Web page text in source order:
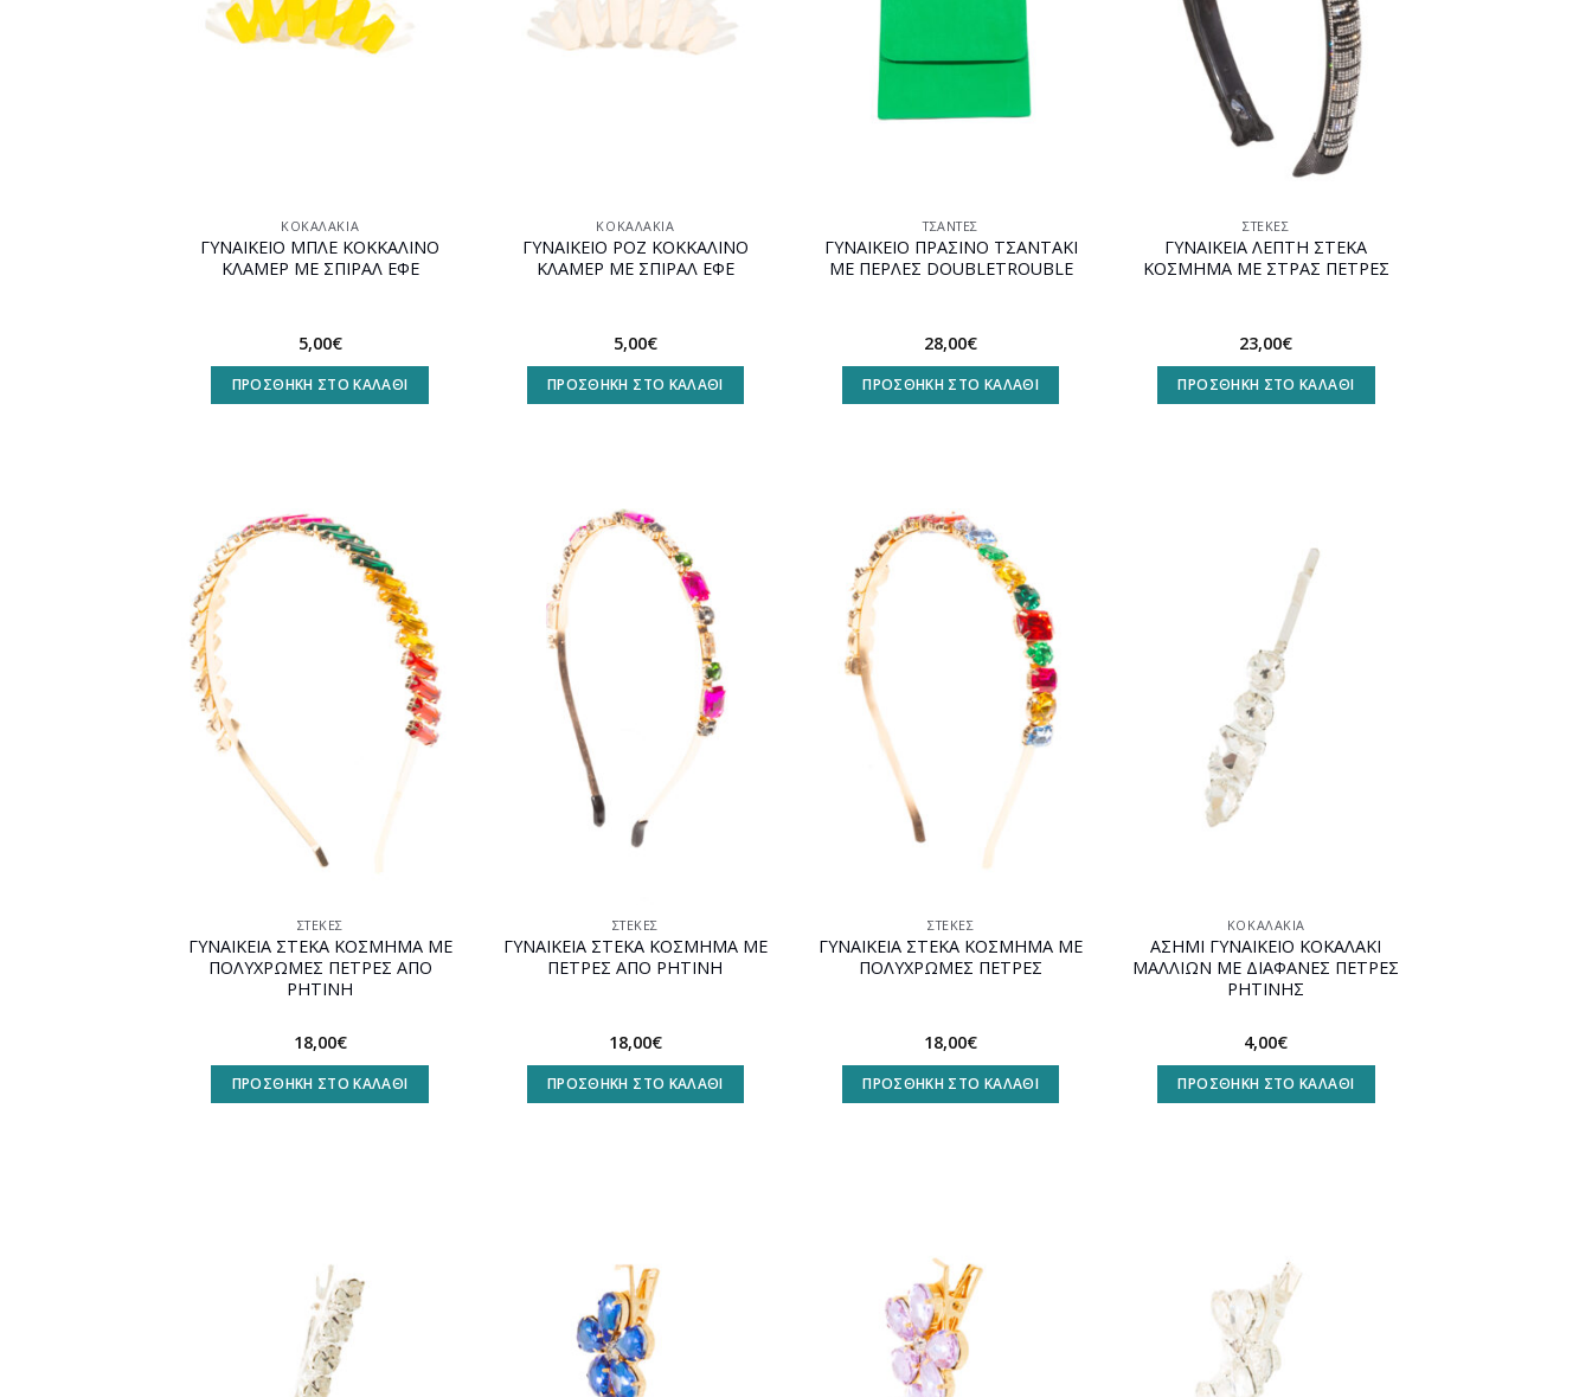
ΚΟΚΑΛΆΚΙΑ
ΓΥΝΑΙΚΕΙΟ ΜΠΛΕ ΚΟΚΚΑΛΙΝΟ
ΚΛΑΜΕΡ ΜΕ ΣΠΙΡΑΛ ΕΦΕ
5,00€
ΠΡΟΣΘΉΚΗ ΣΤΟ ΚΑΛΆΘΙ
ΚΟΚΑΛΆΚΙΑ
ΓΥΝΑΙΚΕΙΟ ΡΟΖ ΚΟΚΚΑΛΙΝΟ
ΚΛΑΜΕΡ ΜΕ ΣΠΙΡΑΛ ΕΦΕ
5,00€
ΠΡΟΣΘΉΚΗ ΣΤΟ ΚΑΛΆΘΙ
ΤΣΆΝΤΕΣ
ΓΥΝΑΙΚΕΙΟ ΠΡΑΣΙΝΟ ΤΣΑΝΤΑΚΙ
ΜΕ ΠΕΡΛΕΣ DOUBLETROUBLE
28,00€
ΠΡΟΣΘΉΚΗ ΣΤΟ ΚΑΛΆΘΙ
ΣΤΈΚΕΣ
ΓΥΝΑΙΚΕΙΑ ΛΕΠΤΗ ΣΤΕΚΑ
ΚΟΣΜΗΜΑ ΜΕ ΣΤΡΑΣ ΠΕΤΡΕΣ
23,00€
ΠΡΟΣΘΉΚΗ ΣΤΟ ΚΑΛΆΘΙ
Προσθήκη
στη
wishlist
ΣΤΈΚΕΣ
ΓΥΝΑΙΚΕΙΑ ΣΤΕΚΑ ΚΟΣΜΗΜΑ ΜΕ
ΠΟΛΥΧΡΩΜΕΣ ΠΕΤΡΕΣ ΑΠΟ
ΡΗΤΙΝΗ
18,00€
ΠΡΟΣΘΉΚΗ ΣΤΟ ΚΑΛΆΘΙ
Προσθήκη
wishlist
ΣΤΈΚΕΣ
ΓΥΝΑΙΚΕΙΑ ΣΤΕΚΑ ΚΟΣΜΗΜΑ ΜΕ
ΠΕΤΡΕΣ ΑΠΟ ΡΗΤΙΝΗ
18,00€
ΠΡΟΣΘΉΚΗ ΣΤΟ ΚΑΛΆΘΙ
Προσθήκη
στη
wishlist
ΣΤΈΚΕΣ
ΓΥΝΑΙΚΕΙΑ ΣΤΕΚΑ ΚΟΣΜΗΜΑ ΜΕ
ΠΟΛΥΧΡΩΜΕΣ ΠΕΤΡΕΣ
18,00€
ΠΡΟΣΘΉΚΗ ΣΤΟ ΚΑΛΆΘΙ
ΚΟΚΑΛΆΚΙΑ
ΑΣΗΜΙ ΓΥΝΑΙΚΕΙΟ ΚΟΚΑΛΑΚΙ
ΜΑΛΛΙΩΝ ΜΕ ΔΙΑΦΑΝΕΣ ΠΕΤΡΕΣ
ΡΗΤΙΝΗΣ
4,00€
ΠΡΟΣΘΉΚΗ ΣΤΟ ΚΑΛΆΘΙ